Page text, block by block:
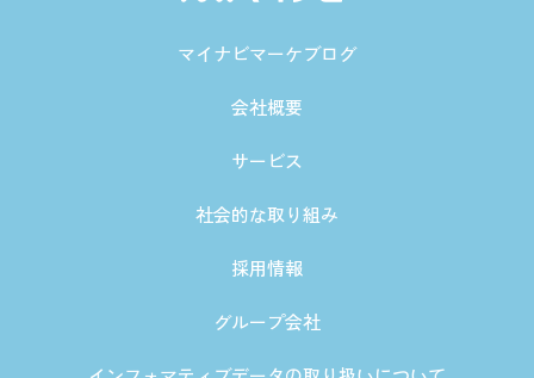
マイナビマーケブログ
会社概要
サービス
社会的な取り組み
採用情報
グループ会社